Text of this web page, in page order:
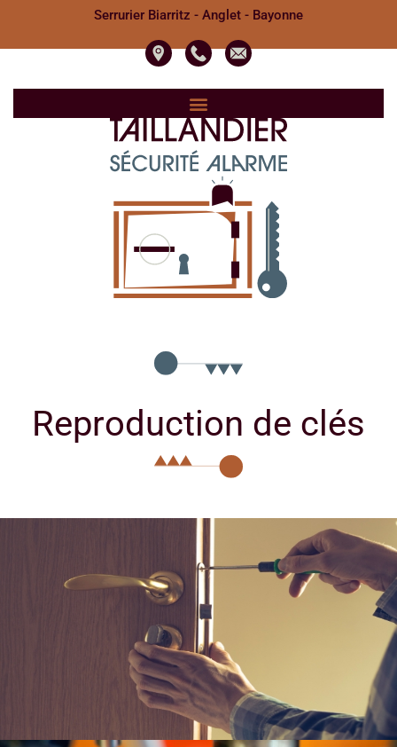
Serrurier Biarritz - Anglet - Bayonne
Reproduction de clés